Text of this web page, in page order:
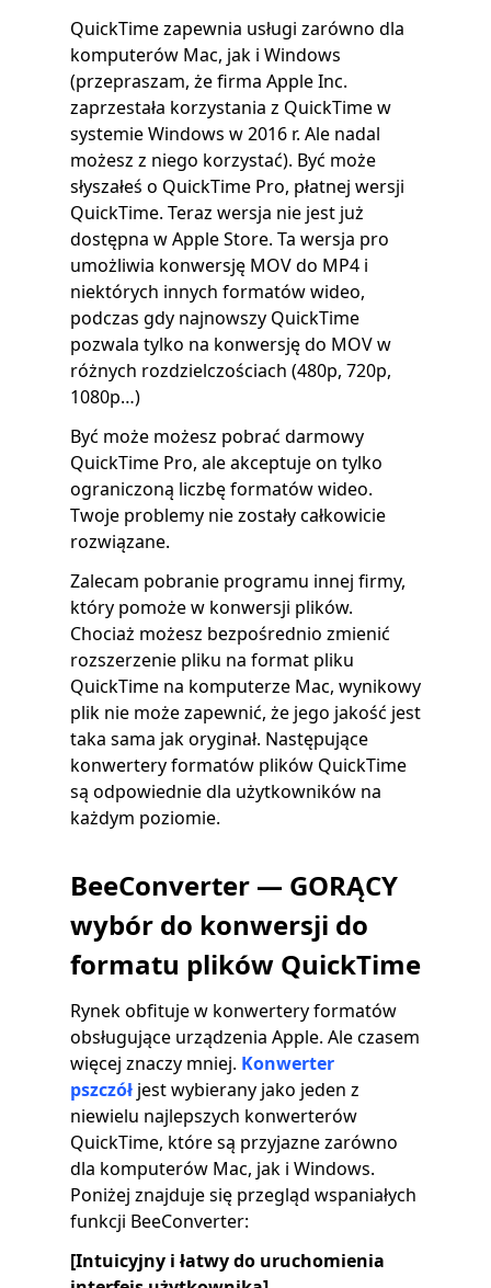
QuickTime zapewnia usługi zarówno dla
komputerów Mac, jak i Windows
(przepraszam, że firma Apple Inc.
zaprzestała korzystania z QuickTime w
systemie Windows w 2016 r. Ale nadal
możesz z niego korzystać). Być może
słyszałeś o QuickTime Pro, płatnej wersji
QuickTime. Teraz wersja nie jest już
dostępna w Apple Store. Ta wersja pro
umożliwia konwersję MOV do MP4 i
niektórych innych formatów wideo,
podczas gdy najnowszy QuickTime
pozwala tylko na konwersję do MOV w
różnych rozdzielczościach (480p, 720p,
1080p…)
Być może możesz pobrać darmowy
QuickTime Pro, ale akceptuje on tylko
ograniczoną liczbę formatów wideo.
Twoje problemy nie zostały całkowicie
rozwiązane.
Zalecam pobranie programu innej firmy,
który pomoże w konwersji plików.
Chociaż możesz bezpośrednio zmienić
rozszerzenie pliku na format pliku
QuickTime na komputerze Mac, wynikowy
plik nie może zapewnić, że jego jakość jest
taka sama jak oryginał. Następujące
konwertery formatów plików QuickTime
są odpowiednie dla użytkowników na
każdym poziomie.
BeeConverter — GORĄCY
wybór do konwersji do
formatu plików QuickTime
Rynek obfituje w konwertery formatów
obsługujące urządzenia Apple. Ale czasem
więcej znaczy mniej. Konwerter
pszczół jest wybierany jako jeden z
niewielu najlepszych konwerterów
QuickTime, które są przyjazne zarówno
dla komputerów Mac, jak i Windows.
Poniżej znajduje się przegląd wspaniałych
funkcji BeeConverter:
[Intuicyjny i łatwy do uruchomienia